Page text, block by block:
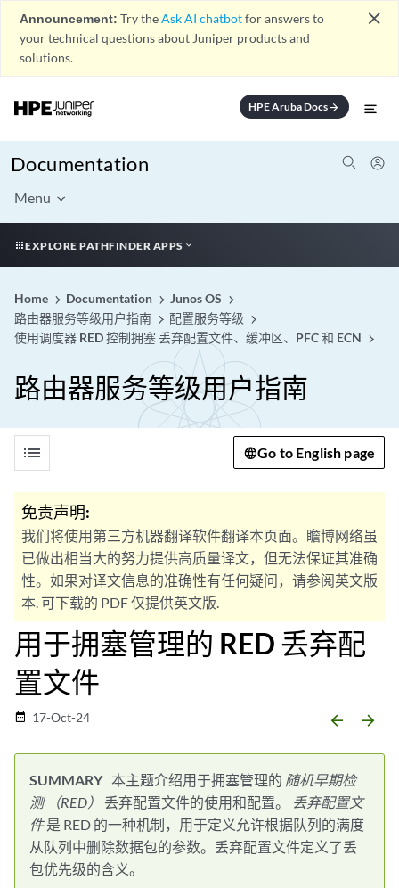
Announcement: Try theAsk AI chatbotfor answers to
your technical questions about Juniper products and
solutions.
close
HPE Aruba Docsarrow_forward
Documentation
Menu
EXPLORE PATHFINDER APPS
Home Documentation
Junos OS
路由器服务等级用户指南
配置服务等级
使用调度器 RED 控制拥塞 丢弃配置文件、缓冲区、PFC 和 ECN
路由器服务等级用户指南
list Go to English page
免责声明:
我们将使用第三方机器翻译软件翻译本页面。瞻博网络虽
已做出相当大的努力提供高质量译文，但无法保证其准确
性。如果对译文信息的准确性有任何疑问，请参阅英文版
本. 可下载的 PDF 仅提供英文版.
用于拥塞管理的 RED 丢弃配
置文件
date_range 17-Oct-24 arrow_backward arrow_forward
本主题介绍用于拥塞管理的 随机早期检
测 （RED）
丢弃配置文件的使用和配置。
丢弃配置文
件是 RED 的一种机制，用于定义允许根据队列的满度
从队列中删除数据包的参数。丢弃配置文件定义了丢
包优先级的含义。